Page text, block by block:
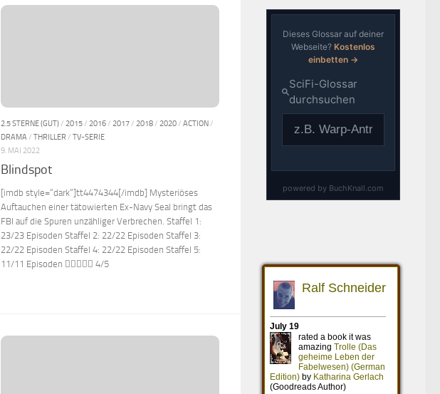
2.5 STERNE (GUT)/ 2015/ 2016/ 2017/ 2018/ 2020/ ACTION/
DRAMA / THRILLER / TV-SERIE
9. MAI 2022
Blindspot
[imdb style=“dark“]tt4474344[/imdb] Mysteriöses
Auftauchen einer tätowierten Ex-Navy Seal bringt das
FBI auf die Spuren unzähliger Verbrechen. Staffel 1:
23/23 Episoden Staffel 2: 22/22 Episoden Staffel 3:
22/22 Episoden Staffel 4: 22/22 Episoden Staffel 5:
11/11 Episoden  4/5